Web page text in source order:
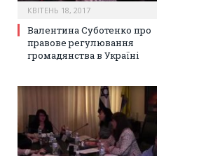
КВІТЕНЬ 18, 2017
Валентина Суботенко про
правове регулювання
громадянства в Україні